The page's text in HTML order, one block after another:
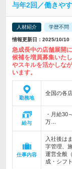
与年2回／働きや
人材紹介 学歴不問
情報更新日：2025/10/
急成長中の店舗展開
候補を増員募集いた
やスキルを活かしな
います。
勤務地
全国の各
給与
・月給30
万…
仕事内容
入社後は
字管理、
運営全般
成・シフ